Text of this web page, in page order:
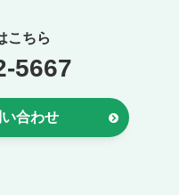
こちら
5667
合わせ